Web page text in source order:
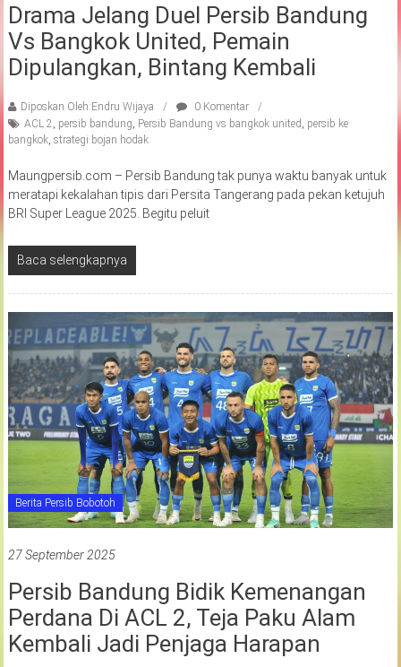
Drama Jelang Duel Persib Bandung
Vs Bangkok United, Pemain
Dipulangkan, Bintang Kembali
Diposkan Oleh:Endru Wijaya
0 Komentar
ACL 2, persib bandung, Persib Bandung vs bangkok united , persib ke
bangkok, strategi bojan hodak
Maungpersib.com – Persib Bandung tak punya waktu banyak untuk
meratapi kekalahan tipis dari Persita Tangerang pada pekan ketujuh
BRI Super League 2025. Begitu peluit
Baca selengkapnya
Berita Persib Bobotoh
27 September 2025
Persib Bandung Bidik Kemenangan
Perdana Di ACL 2, Teja Paku Alam
Kembali Jadi Penjaga Harapan